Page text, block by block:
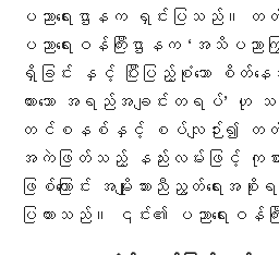
ပညာရေးဌာနက ရှင်းပြသည်။
ပညာရေးဝန်ကြီးဌာနက ‘အသိပညာ
ရှိခြင်း နှင့် ပြီးပြည့်စုံသော စိတ်နေသ
ထားသော အရည်အချင်းတရပ်’ ဟု
တင်စနစ်နှင့် စပ်လျဉ်း၍ တတ်မြ
အကဲဖြတ်သည့် နည်းလမ်းဖြင့် ကုစာ
ဖြစ်ကြောင်း အမျိုးသားညီညွတ်ရေ
ပြထားသည်။ ၎င်း၏ ပညာရေးဝန်